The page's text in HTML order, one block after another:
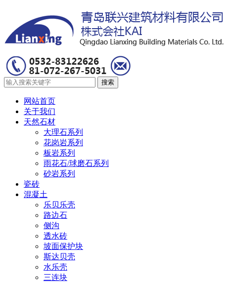
网站首页
关于我们
天然石材
大理石系列
花岗岩系列
板岩系列
雨花石/球磨石系列
砂岩系列
瓷砖
混凝土
乐贝乐壳
路边石
侧沟
透水砖
坡面保护块
斯达贝壳
水乐壳
三连块